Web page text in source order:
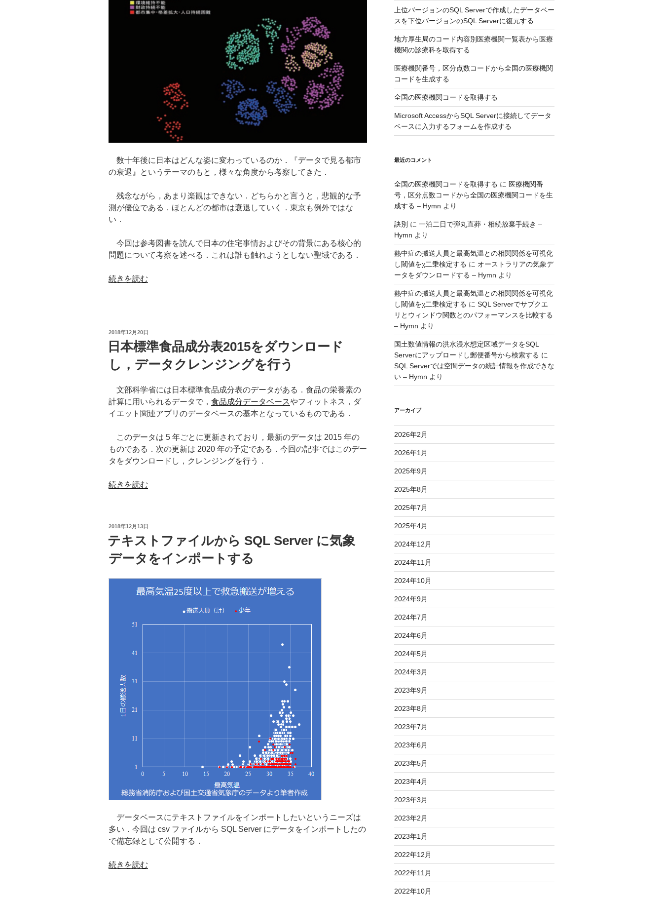
数十年後に日本はどんな姿に変わっているのか．『データで見る都市
の衰退』というテーマのもと，様々な角度から考察してきた．
残念ながら，あまり楽観はできない．どちらかと言うと，悲観的な予
測が優位である．ほとんどの都市は衰退していく．東京も例外ではな
い．
今回は参考図書を読んで日本の住宅事情およびその背景にある核心的
問題について考察を述べる．これは誰も触れようとしない聖域である．
“都
縮
小”
の
続きを読む
投
稿
日:
2018年12月20日
日本標準食品成分表2015をダウンロード
し，データクレンジングを行う
文部科学省には日本標準食品成分表のデータがある．食品の栄養素の
計算に用いられるデータで， 食品成分データベースやフィットネス，ダ
イエット関連アプリのデータベースの基本となっているものである．
このデータは 5 年ごとに更新されており，最新のデータは 2015 年の
ものである．次の更新は 2020 年の予定である．今回の記事ではこのデー
タをダウンロードし，クレンジングを行う．
“日
品
成
分
表
し，
う”
の
続きを読む
投
日:
2018年12月13日
テキストファイルから SQL Server に気象
データをインポートする
データベースにテキストファイルをインポートしたいというニーズは
多い．今回は csv ファイルから SQL Server にデータをインポートしたの
で備忘録として公開する．
“テ
続きを読む
上位バージョンのSQL Serverで作成したデータベー
スを下位バージョンのSQL Serverに復元する
地方厚生局のコード内容別医療機関一覧表から医療
機関の診療科を取得する
医療機関番号，区分点数コードから全国の医療機関
コードを生成する
全国の医療機関コードを取得する
Microsoft AccessからSQL Serverに接続してデータ
ベースに入力するフォームを作成する
最近のコメント
全国の医療機関コードを取得する に 医療機関番
号，区分点数コードから全国の医療機関コードを生
成する – Hymn より
訣別 に 一泊二日で弾丸直葬・相続放棄手続き –
Hymn より
熱中症の搬送人員と最高気温との相関関係を可視化
し閾値をχ二乗検定する に オーストラリアの気象デ
ータをダウンロードする – Hymn より
熱中症の搬送人員と最高気温との相関関係を可視化
し閾値をχ二乗検定する に SQL Serverでサブクエ
リとウィンドウ関数とのパフォーマンスを比較する
– Hymn より
国土数値情報の洪水浸水想定区域データをSQL
Serverにアップロードし郵便番号から検索する に
SQL Serverでは空間データの統計情報を作成できな
い – Hymn より
アーカイブ
2026年2月
2026年1月
2025年9月
2025年8月
2025年7月
2025年4月
2024年12月
2024年11月
2024年10月
2024年9月
2024年7月
2024年6月
2024年5月
2024年3月
2023年9月
2023年8月
2023年7月
2023年6月
2023年5月
2023年4月
2023年3月
2023年2月
2023年1月
2022年12月
2022年11月
2022年10月